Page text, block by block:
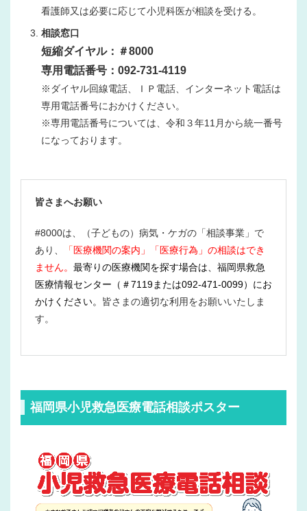
看護師又は必要に応じて小児科医が相談を受ける。
相談窓口
短縮ダイヤル：＃8000
専用電話番号：092-731-4119
※ダイヤル回線電話、ＩＰ電話、インターネット電話は
専用電話番号におかけください。
※専用電話番号については、令和３年11月から統一番号
になっております。
皆さまへお願い
#8000は、（子どもの）病気・ケガの「相談事業」で
あり、
「 医療機関の案内」
「医療行為」の相談はでき
ません。 最寄りの医療機関を探す場合は、福岡県救急
医療情報センター（＃7119または092-471-0099）にお
かけください。 皆さまの適切な利用をお願いいたしま
す。
福岡県小児救急医療電話相談ポスター